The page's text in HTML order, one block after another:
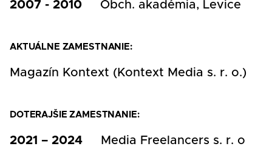
2007 - 2010 Obch. akadémia, Levice
AKTUÁLNE ZAMESTNANIE:
Magazín Kontext (Kontext Media s. r. o.)
DOTERAJŠIE ZAMESTNANIE:
2021 – 2024 Media Freelancers s. r. o